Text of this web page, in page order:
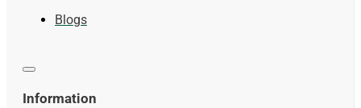
Blogs
Information